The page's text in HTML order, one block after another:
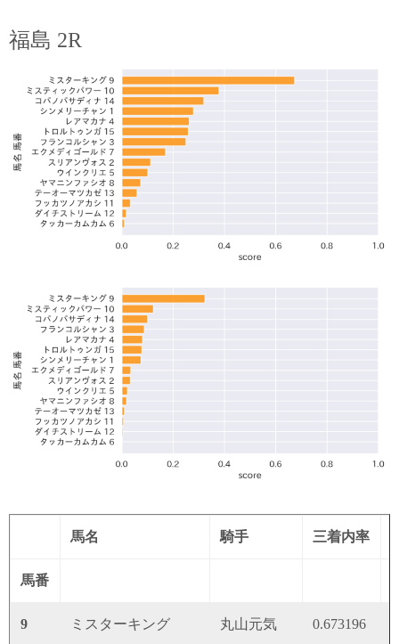
福島 2R
馬名 騎手 三着内率
馬番
9 ミスターキング 丸山元気 0.673196